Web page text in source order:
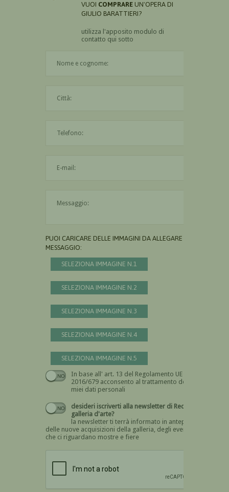
VUOI COMPRARE UN'OPERA DI
GIULIO BARATTIERI?
utilizza l'apposito modulo di
contatto qui sotto
PUOI CARICARE DELLE IMMAGINI DA ALLEGARE AL
MESSAGGIO:
SELEZIONA IMMAGINE N.1
SELEZIONA IMMAGINE N.2
SELEZIONA IMMAGINE N.3
SELEZIONA IMMAGINE N.4
SELEZIONA IMMAGINE N.5
In base all' art. 13 del Regolamento UE n.
2016/679 acconsento al trattamento dei
miei dati personali
Devi dare il consenso
desideri iscriverti alla newsletter di Recta
galleria d'arte?
la newsletter ti terrà informato in anteprima
delle nuove acquisizioni della galleria, degli eventi
che ci riguardano mostre e fiere